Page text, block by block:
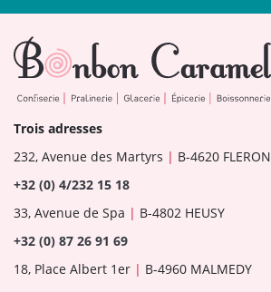
Trois adresses
232, Avenue des Martyrs | B-4620 FLERON
+32 (0) 4/232 15 18
33, Avenue de Spa | B-4802 HEUSY
+32 (0) 87 26 91 69
18, Place Albert 1er | B-4960 MALMEDY